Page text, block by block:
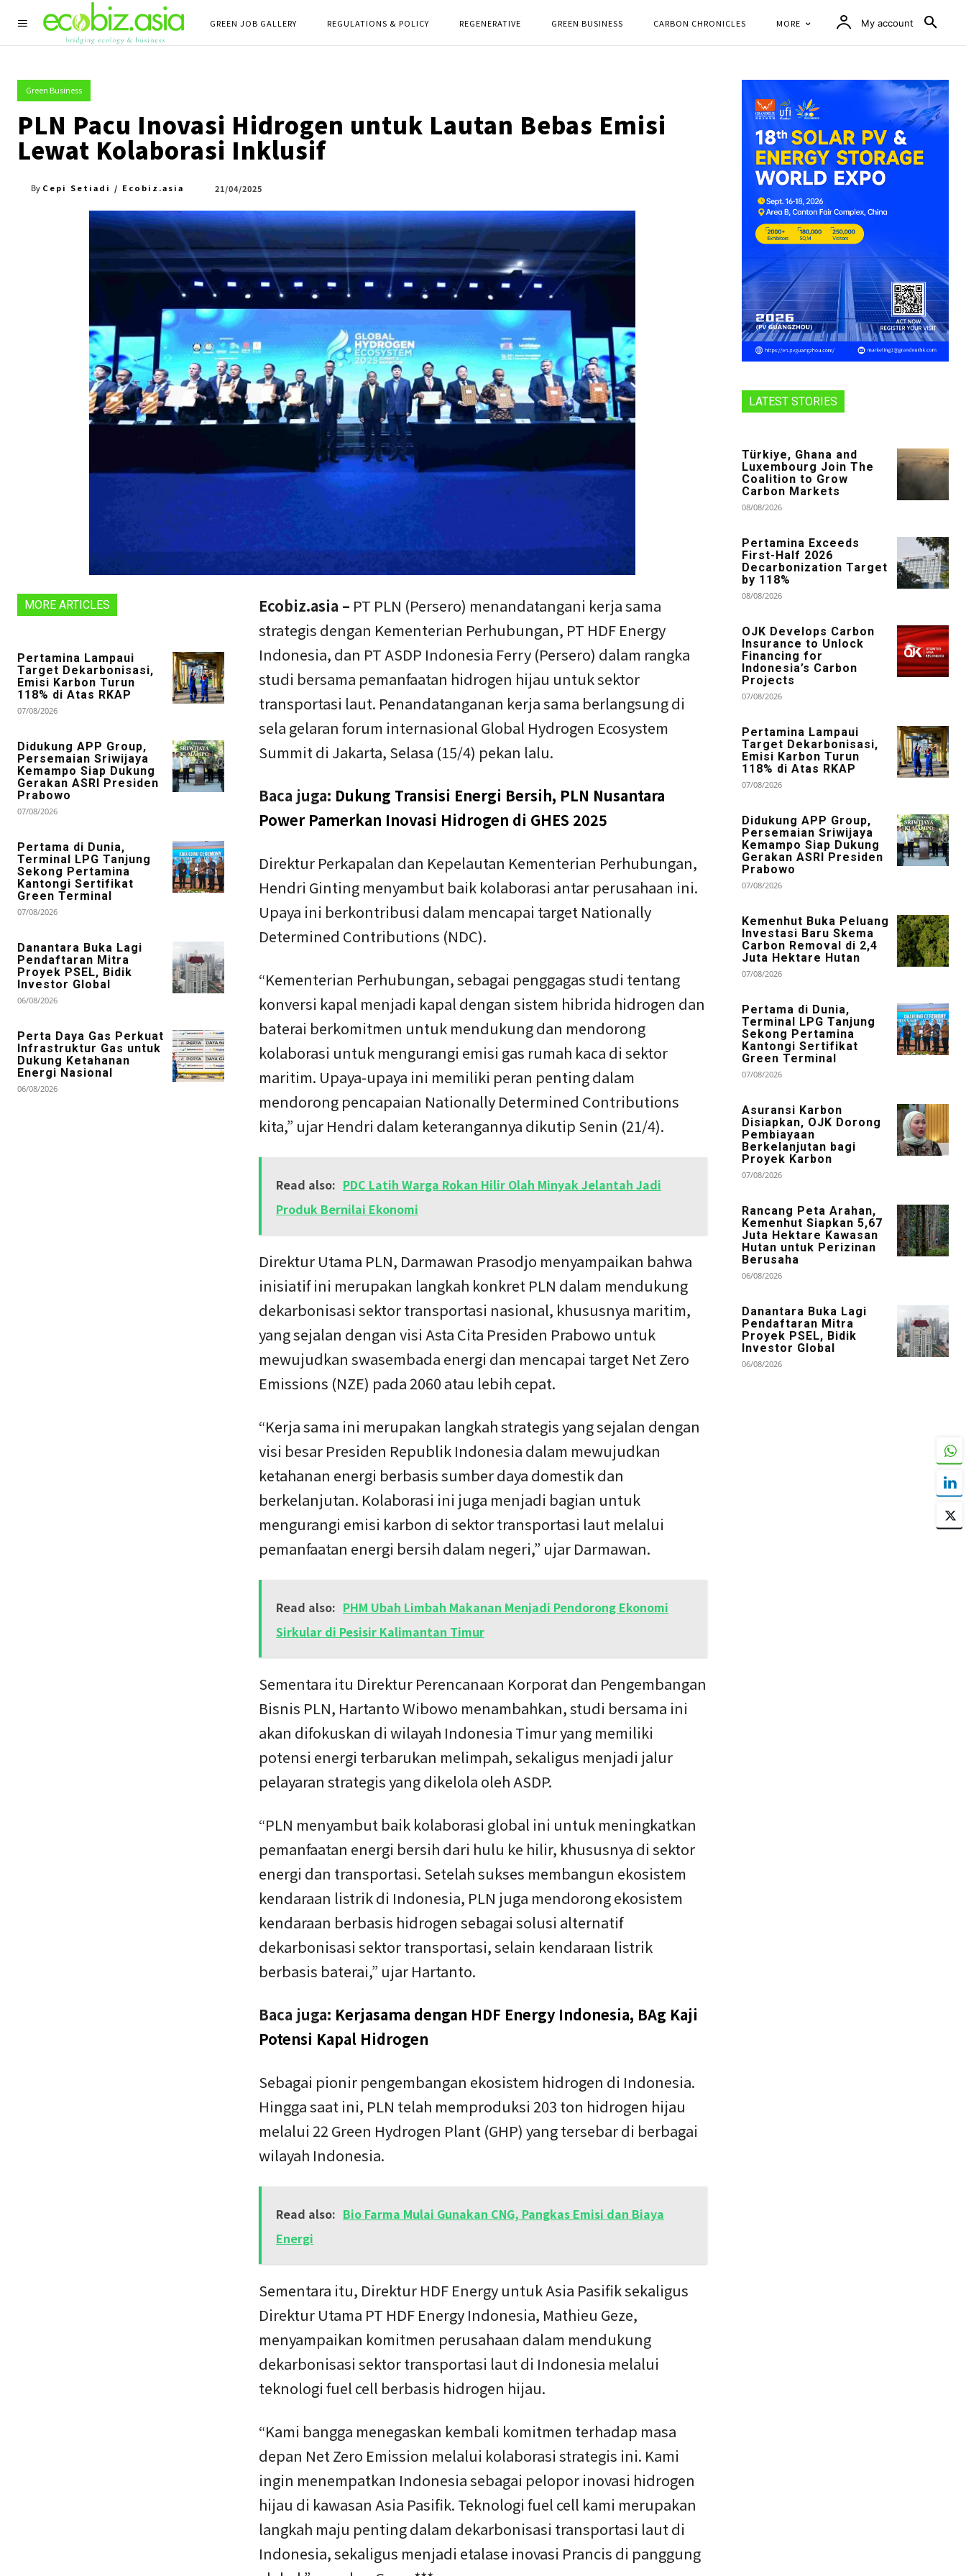
GREEN JOB GALLERY REGULATIONS & POLICY REGENERATIVE GREEN BUSINESS CARBON CHRONICLES MORE My account
Green Business
PLN Pacu Inovasi Hidrogen untuk Lautan Bebas Emisi
Lewat Kolaborasi Inklusif
By Cepi Setiadi / Ecobiz.asia 21/04/2025
MORE ARTICLES
Pertamina Lampaui
Target Dekarbonisasi,
Emisi Karbon Turun
118% di Atas RKAP
07/08/2026
Didukung APP Group,
Persemaian Sriwijaya
Kemampo Siap Dukung
Gerakan ASRI Presiden
Prabowo
07/08/2026
Pertama di Dunia,
Terminal LPG Tanjung
Sekong Pertamina
Kantongi Sertifikat
Green Terminal
07/08/2026
Danantara Buka Lagi
Pendaftaran Mitra
Proyek PSEL, Bidik
Investor Global
06/08/2026
Perta Daya Gas Perkuat
Infrastruktur Gas untuk
Dukung Ketahanan
Energi Nasional
06/08/2026
Ecobiz.asia – PT PLN (Persero) menandatangani kerja sama
strategis dengan Kementerian Perhubungan, PT HDF Energy
Indonesia, dan PT ASDP Indonesia Ferry (Persero) dalam rangka
studi bersama pemanfaatan hidrogen hijau untuk sektor
transportasi laut. Penandatanganan kerja sama berlangsung di
sela gelaran forum internasional Global Hydrogen Ecosystem
Summit di Jakarta, Selasa (15/4) pekan lalu.
Baca juga: Dukung Transisi Energi Bersih, PLN Nusantara
Power Pamerkan Inovasi Hidrogen di GHES 2025
Direktur Perkapalan dan Kepelautan Kementerian Perhubungan,
Hendri Ginting menyambut baik kolaborasi antar perusahaan ini.
Upaya ini berkontribusi dalam mencapai target Nationally
Determined Contributions (NDC).
“Kementerian Perhubungan, sebagai penggagas studi tentang
konversi kapal menjadi kapal dengan sistem hibrida hidrogen dan
baterai berkomitmen untuk mendukung dan mendorong
kolaborasi untuk mengurangi emisi gas rumah kaca di sektor
maritim. Upaya-upaya ini memiliki peran penting dalam
mendorong pencapaian Nationally Determined Contributions
kita,” ujar Hendri dalam keterangannya dikutip Senin (21/4).
Read also: PDC Latih Warga Rokan Hilir Olah Minyak Jelantah Jadi
Produk Bernilai Ekonomi
Direktur Utama PLN, Darmawan Prasodjo menyampaikan bahwa
inisiatif ini merupakan langkah konkret PLN dalam mendukung
dekarbonisasi sektor transportasi nasional, khususnya maritim,
yang sejalan dengan visi Asta Cita Presiden Prabowo untuk
mewujudkan swasembada energi dan mencapai target Net Zero
Emissions (NZE) pada 2060 atau lebih cepat.
“Kerja sama ini merupakan langkah strategis yang sejalan dengan
visi besar Presiden Republik Indonesia dalam mewujudkan
ketahanan energi berbasis sumber daya domestik dan
berkelanjutan. Kolaborasi ini juga menjadi bagian untuk
mengurangi emisi karbon di sektor transportasi laut melalui
pemanfaatan energi bersih dalam negeri,” ujar Darmawan.
Read also: PHM Ubah Limbah Makanan Menjadi Pendorong Ekonomi
Sirkular di Pesisir Kalimantan Timur
Sementara itu Direktur Perencanaan Korporat dan Pengembangan
Bisnis PLN, Hartanto Wibowo menambahkan, studi bersama ini
akan difokuskan di wilayah Indonesia Timur yang memiliki
potensi energi terbarukan melimpah, sekaligus menjadi jalur
pelayaran strategis yang dikelola oleh ASDP.
“PLN menyambut baik kolaborasi global ini untuk meningkatkan
pemanfaatan energi bersih dari hulu ke hilir, khususnya di sektor
energi dan transportasi. Setelah sukses membangun ekosistem
kendaraan listrik di Indonesia, PLN juga mendorong ekosistem
kendaraan berbasis hidrogen sebagai solusi alternatif
dekarbonisasi sektor transportasi, selain kendaraan listrik
berbasis baterai,” ujar Hartanto.
Baca juga: Kerjasama dengan HDF Energy Indonesia, BAg Kaji
Potensi Kapal Hidrogen
Sebagai pionir pengembangan ekosistem hidrogen di Indonesia.
Hingga saat ini, PLN telah memproduksi 203 ton hidrogen hijau
melalui 22 Green Hydrogen Plant (GHP) yang tersebar di berbagai
wilayah Indonesia.
Read also: Bio Farma Mulai Gunakan CNG, Pangkas Emisi dan Biaya
Energi
Sementara itu, Direktur HDF Energy untuk Asia Pasifik sekaligus
Direktur Utama PT HDF Energy Indonesia, Mathieu Geze,
menyampaikan komitmen perusahaan dalam mendukung
dekarbonisasi sektor transportasi laut di Indonesia melalui
teknologi fuel cell berbasis hidrogen hijau.
“Kami bangga menegaskan kembali komitmen terhadap masa
depan Net Zero Emission melalui kolaborasi strategis ini. Kami
ingin menempatkan Indonesia sebagai pelopor inovasi hidrogen
hijau di kawasan Asia Pasifik. Teknologi fuel cell kami merupakan
langkah maju penting dalam dekarbonisasi transportasi laut di
Indonesia, sekaligus menjadi etalase inovasi Prancis di panggung
LATEST STORIES
Türkiye, Ghana and
Luxembourg Join The
Coalition to Grow
Carbon Markets
08/08/2026
Pertamina Exceeds
First-Half 2026
Decarbonization Target
by 118%
08/08/2026
OJK Develops Carbon
Insurance to Unlock
Financing for
Indonesia’s Carbon
Projects
07/08/2026
Pertamina Lampaui
Target Dekarbonisasi,
Emisi Karbon Turun
118% di Atas RKAP
07/08/2026
Didukung APP Group,
Persemaian Sriwijaya
Kemampo Siap Dukung
Gerakan ASRI Presiden
Prabowo
07/08/2026
Kemenhut Buka Peluang
Investasi Baru Skema
Carbon Removal di 2,4
Juta Hektare Hutan
07/08/2026
Pertama di Dunia,
Terminal LPG Tanjung
Sekong Pertamina
Kantongi Sertifikat
Green Terminal
07/08/2026
Asuransi Karbon
Disiapkan, OJK Dorong
Pembiayaan
Berkelanjutan bagi
Proyek Karbon
07/08/2026
Rancang Peta Arahan,
Kemenhut Siapkan 5,67
Juta Hektare Kawasan
Hutan untuk Perizinan
Berusaha
06/08/2026
Danantara Buka Lagi
Pendaftaran Mitra
Proyek PSEL, Bidik
Investor Global
06/08/2026